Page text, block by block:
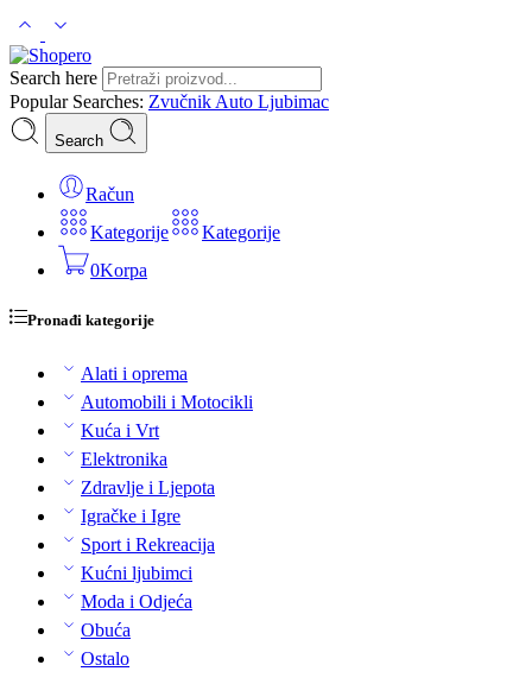
Search here
Popular Searches: Zvučnik Auto Ljubimac
Search
Račun
Kategorije
Kategorije
0Korpa
Pronađi kategorije
Alati i oprema
Automobili i Motocikli
Kuća i Vrt
Elektronika
Zdravlje i Ljepota
Igračke i Igre
Sport i Rekreacija
Kućni ljubimci
Moda i Odjeća
Obuća
Ostalo